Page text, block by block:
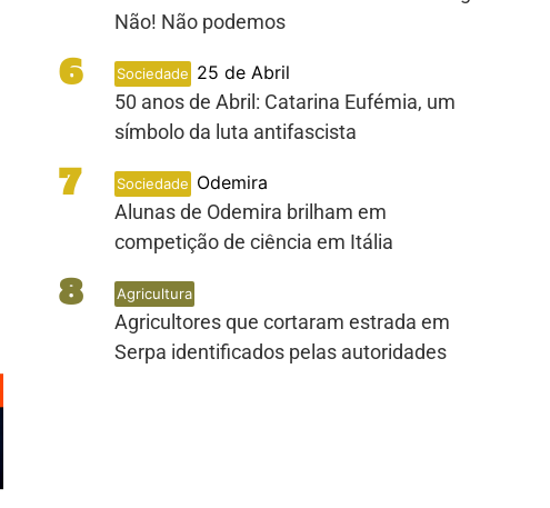
Não! Não podemos
6 Sociedade 25 de Abril
50 anos de Abril: Catarina Eufémia, um
símbolo da luta antifascista
7 Sociedade Odemira
Alunas de Odemira brilham em
competição de ciência em Itália
8 Agricultura
Agricultores que cortaram estrada em
Serpa identificados pelas autoridades